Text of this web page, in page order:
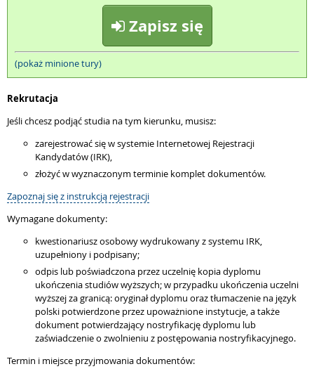
Zapisz się
(pokaż minione tury)
Rekrutacja
Jeśli chcesz podjąć studia na tym kierunku, musisz:
zarejestrować się w systemie Internetowej Rejestracji
Kandydatów (IRK),
złożyć w wyznaczonym terminie komplet dokumentów.
Zapoznaj się z instrukcją rejestracji
Wymagane dokumenty:
kwestionariusz osobowy wydrukowany z systemu IRK,
uzupełniony i podpisany;
odpis lub poświadczona przez uczelnię kopia dyplomu
ukończenia studiów wyższych; w przypadku ukończenia uczelni
wyższej za granicą: oryginał dyplomu oraz tłumaczenie na język
polski potwierdzone przez upoważnione instytucje, a także
dokument potwierdzający nostryfikację dyplomu lub
zaświadczenie o zwolnieniu z postępowania nostryfikacyjnego.
Termin i miejsce przyjmowania dokumentów: